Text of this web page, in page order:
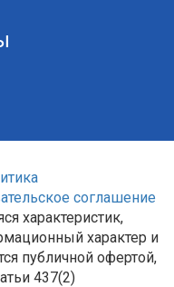
соглашение
характеристик,
характер и
публичной офертой,
437(2)